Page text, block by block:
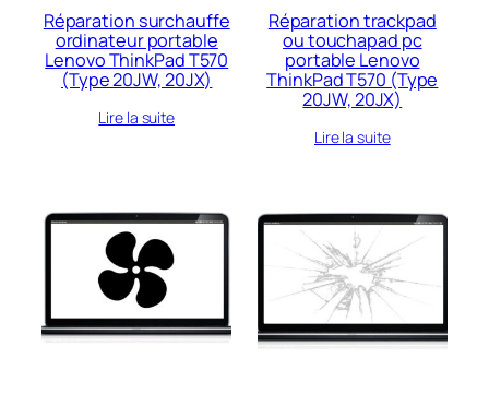
Réparation surchauffe
ordinateur portable
Lenovo ThinkPad T570
(Type 20JW, 20JX)
Lire la suite
Réparation trackpad
ou touchapad pc
portable Lenovo
ThinkPad T570 (Type
20JW, 20JX)
Lire la suite